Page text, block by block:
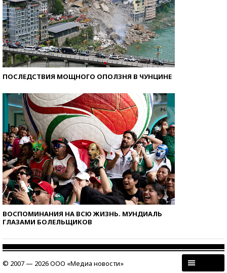
ПОСЛЕДСТВИЯ МОЩНОГО ОПОЛЗНЯ В ЧУНЦИНЕ
ВОСПОМИНАНИЯ НА ВСЮ ЖИЗНЬ. МУНДИАЛЬ
ГЛАЗАМИ БОЛЕЛЬЩИКОВ
© 2007 — 2026 ООО «Медиа новости»